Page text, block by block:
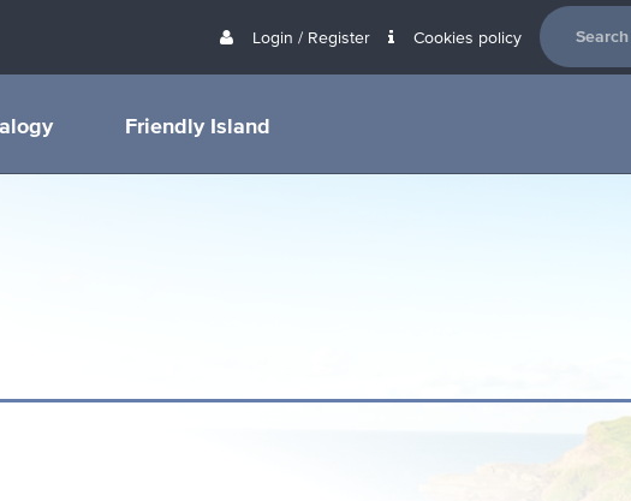
Login / Register Cookies policy
Friendly Island